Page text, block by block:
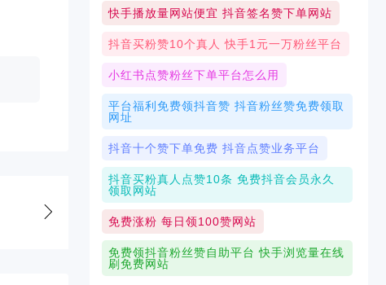
快手播放量网站便宜 抖音签名赞下单网站
抖音买粉赞10个真人 快手1元一万粉丝平台
小红书点赞粉丝下单平台怎么用
平台福利免费领抖音赞 抖音粉丝赞免费领取
网址
抖音十个赞下单免费 抖音点赞业务平台
抖音买粉真人点赞10条 免费抖音会员永久
领取网站
免费涨粉 每日领100赞网站
免费领抖音粉丝赞自助平台 快手浏览量在线
刷免费网站